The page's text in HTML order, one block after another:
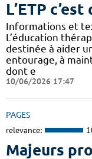
L’ETP
Informations et
L’éducation
destinée à aider
entourage, à
dont e
10/06/2026 17:47
PAGES
relevance:
Majeurs